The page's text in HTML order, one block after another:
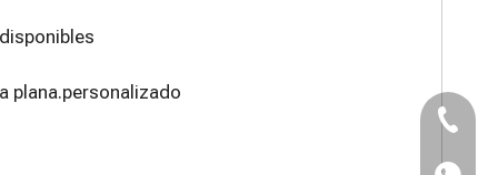
plana.personalizado
TEL：